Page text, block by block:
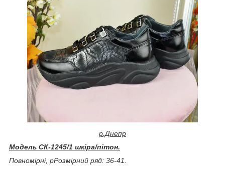
р.Днепр
Модель СК-1245/1 шкіра/пітон.
Повномірні, рРозмірний ряд: 36-41.